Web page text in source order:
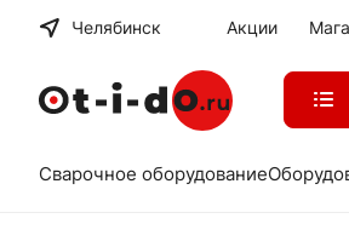
Челябинск Акции
Сварочное оборудование